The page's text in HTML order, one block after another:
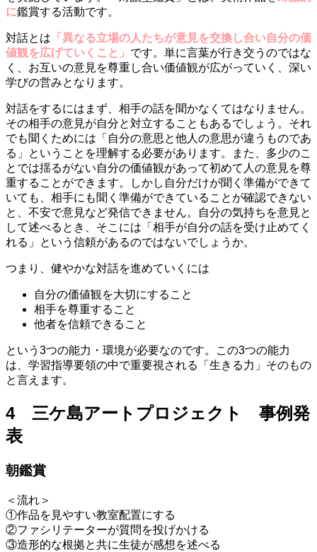
に鑑賞する活動です。
対話とは 「異なる立場の人たちが意見を交換し合い自分の価
値観を広げていくこと」 です。単に言葉が行き交うのではな
く、お互いの意見を尊重し合い価値観が広がっていく、深い
学びの営みとなります。
対話をするにはまず、相手の話を聞かなくてはなりません。
その相手の意見が自分と対立することもあるでしょう。それ
でも聞くためには「自分の意思と他人の意思が違うものであ
る」ということを理解する必要があります。また、多少のこ
とでは揺るがない自分の価値観があって初めて人の意見を尊
重することができます。しかし自分だけが聞く準備ができて
いても、相手にも聞く準備ができていることが確認できない
と、不安で意見など発信できません。自分の気持ちを意見と
して述べるとき、そこには「相手が自分の話を受け止めてく
れる」という信頼があるのではないでしょうか。
つまり、健やかな対話を進めていくには
自分の価値観を大切にすること
相手を尊重すること
他者を信頼できること
という3つの能力・環境が必要なのです。この3つの能力
は、学習指導要領の中で重要視される「生きる力」そのもの
と言えます。
4 三ケ島アートプロジェクト 事例発
表
朝鑑賞
＜流れ＞
①作品を見やすい教室配置にする
②ファシリテーターが質問を投げかける
③造形的な根拠と共に生徒が感想を述べる